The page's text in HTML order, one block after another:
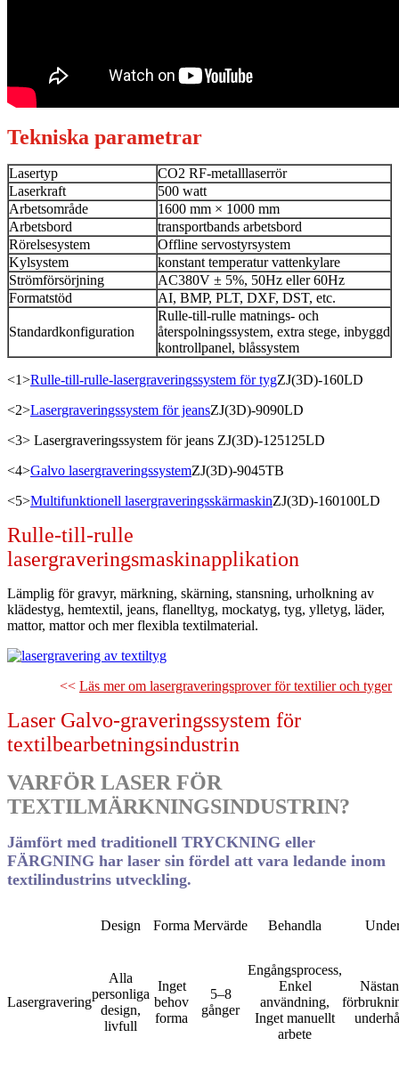
Tekniska parametrar
Lasertyp
CO2 RF-metalllaserrör
Laserkraft
500 watt
Arbetsområde
1600 mm × 1000 mm
Arbetsbord
transportbands arbetsbord
Rörelsesystem
Offline servostyrsystem
Kylsystem
konstant temperatur vattenkylare
Strömförsörjning
AC380V ± 5%, 50Hz eller 60Hz
Formatstöd
AI, BMP, PLT, DXF, DST, etc.
Standardkonfiguration
Rulle-till-rulle matnings- och
återspolningssystem, extra stege, inbyggd
kontrollpanel, blåssystem
<1>Rulle-till-rulle-lasergraveringssystem för tygZJ(3D)-160LD
<2>Lasergraveringssystem för jeansZJ(3D)-9090LD
<3> Lasergraveringssystem för jeans ZJ(3D)-125125LD
<4>Galvo lasergraveringssystemZJ(3D)-9045TB
<5>Multifunktionell lasergraveringsskärmaskinZJ(3D)-160100LD
Rulle-till-rulle
lasergraveringsmaskinapplikation
Lämplig för gravyr, märkning, skärning, stansning, urholkning av
klädestyg, hemtextil, jeans, flanelltyg, mockatyg, tyg, ylletyg, läder,
mattor, mattor och mer flexibla textilmaterial.
<< Läs mer om lasergraveringsprover för textilier och tyger
Laser Galvo-graveringssystem för
textilbearbetningsindustrin
VARFÖR LASER FÖR
TEXTILMÄRKNINGSINDUSTRIN?
Jämfört med traditionell TRYCKNING eller
FÄRGNING har laser sin fördel att vara ledande inom
textilindustrins utveckling.
Design Forma Mervärde Behandla
Lasergravering
Alla
personliga
design,
livfull
Inget
behov
forma
5–8
gånger
Engångsprocess,
Enkel
användning,
Inget manuellt
arbete